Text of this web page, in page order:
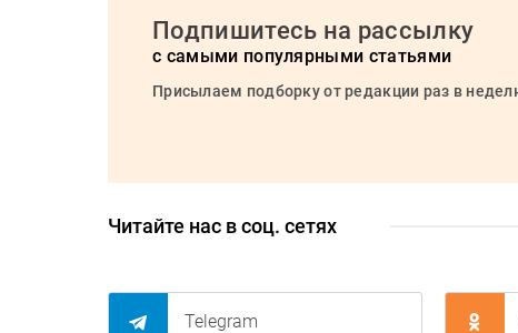
Подпишитесь на рассылку
с самыми популярными статьями
Присылаем подборку от редакции раз в
Читайте нас в соц. сетях
Telegram